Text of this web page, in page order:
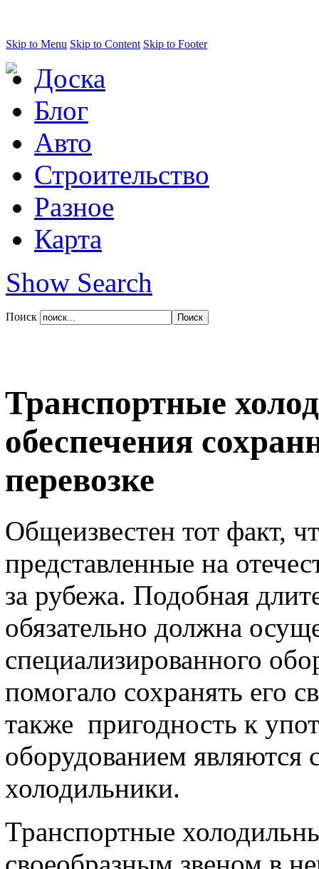
Skip to Menu Skip to Content Skip to Footer
Доска
Блог
Авто
Строительство
Разное
Карта
Show Search
Поиск
Транспортные
обеспечения
перевозке
Общеизвестен тот факт,
представленные на
за рубежа. Подобная
обязательно должна
специализированного
помогало сохранять его
также пригодность к
оборудованием являются
холодильники.
Транспортные